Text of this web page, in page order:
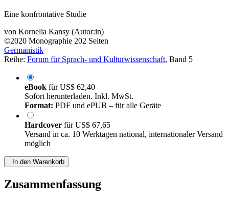
Eine konfrontative Studie
von Kornelia Kansy (Autor:in)
©2020 Monographie 202 Seiten
Germanistik
Reihe: Forum für Sprach- und Kulturwissenschaft, Band 5
eBook fürUS$ 62,40
Sofort herunterladen. Inkl. MwSt.
Format: PDF und ePUB – für alle Geräte
Hardcover fürUS$ 67,65
Versand in ca. 10 Werktagen national, internationaler Versand
möglich
In den Warenkorb
Zusammenfassung